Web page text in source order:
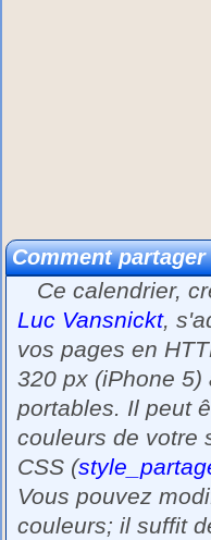
Comment
Ce calendrier,
Luc Vansnickt,
vos pages en
320 px (iPhone
portables. Il peut
couleurs de votre
CSS (
Vous pouvez
couleurs; il suffit